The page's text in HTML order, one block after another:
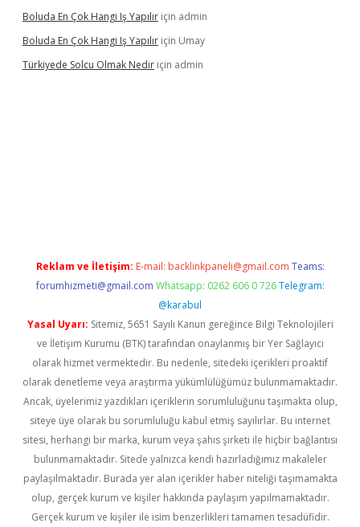
Boluda En Çok Hangi Iş Yapılır için admin
Boluda En Çok Hangi Iş Yapılır için Umay
Türkiyede Solcu Olmak Nedir için admin
Reklam ve İletişim: E-mail: backlinkpaneli@gmail.com Teams:
forumhizmeti@gmail.com Whatsapp: 0262 606 0 726 Telegram:
@karabul
Yasal Uyarı: Sitemiz, 5651 Sayılı Kanun gereğince Bilgi Teknolojileri
ve İletişim Kurumu (BTK) tarafından onaylanmış bir Yer Sağlayıcı
olarak hizmet vermektedir. Bu nedenle, sitedeki içerikleri proaktif
olarak denetleme veya araştırma yükümlülüğümüz bulunmamaktadır.
Ancak, üyelerimiz yazdıkları içeriklerin sorumluluğunu taşımakta olup,
siteye üye olarak bu sorumluluğu kabul etmiş sayılırlar. Bu internet
sitesi, herhangi bir marka, kurum veya şahıs şirketi ile hiçbir bağlantısı
bulunmamaktadır. Sitede yalnızca kendi hazırladığımız makaleler
paylaşılmaktadır. Burada yer alan içerikler haber niteliği taşımamakta
olup, gerçek kurum ve kişiler hakkında paylaşım yapılmamaktadır.
Gerçek kurum ve kişiler ile isim benzerlikleri tamamen tesadüfidir.